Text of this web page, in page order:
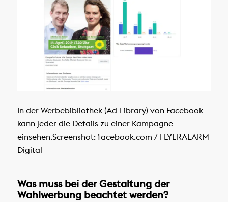
In der Werbebibliothek (Ad-Library) von Facebook
kann jeder die Details zu einer Kampagne
einsehen.Screenshot: facebook.com / FLYERALARM
Digital
Was muss bei der Gestaltung der
Wahlwerbung beachtet werden?